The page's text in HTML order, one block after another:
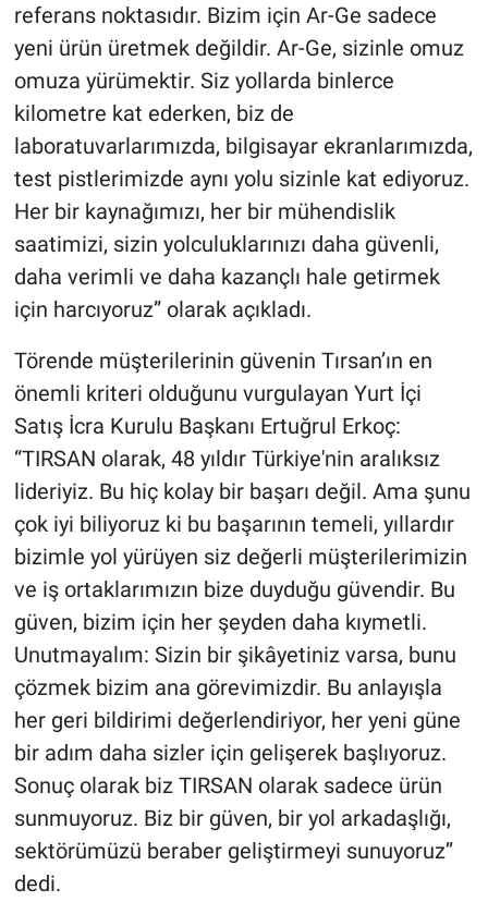
referans noktasıdır. Bizim için Ar-Ge sadece
yeni ürün üretmek değildir. Ar-Ge, sizinle omuz
omuza yürümektir. Siz yollarda binlerce
kilometre kat ederken, biz de
laboratuvarlarımızda, bilgisayar ekranlarımızda,
test pistlerimizde aynı yolu sizinle kat ediyoruz.
Her bir kaynağımızı, her bir mühendislik
saatimizi, sizin yolculuklarınızı daha güvenli,
daha verimli ve daha kazançlı hale getirmek
için harcıyoruz” olarak açıkladı.
Törende müşterilerinin güvenin Tırsan’ın en
önemli kriteri olduğunu vurgulayan Yurt İçi
Satış İcra Kurulu Başkanı Ertuğrul Erkoç:
“TIRSAN olarak, 48 yıldır Türkiye'nin aralıksız
lideriyiz. Bu hiç kolay bir başarı değil. Ama şunu
çok iyi biliyoruz ki bu başarının temeli, yıllardır
bizimle yol yürüyen siz değerli müşterilerimizin
ve iş ortaklarımızın bize duyduğu güvendir. Bu
güven, bizim için her şeyden daha kıymetli.
Unutmayalım: Sizin bir şikâyetiniz varsa, bunu
çözmek bizim ana görevimizdir. Bu anlayışla
her geri bildirimi değerlendiriyor, her yeni güne
bir adım daha sizler için gelişerek başlıyoruz.
Sonuç olarak biz TIRSAN olarak sadece ürün
sunmuyoruz. Biz bir güven, bir yol arkadaşlığı,
sektörümüzü beraber geliştirmeyi sunuyoruz’’
dedi.